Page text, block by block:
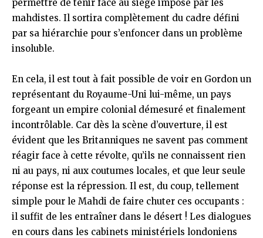
permettre de tenir face au siège imposé par les
mahdistes. Il sortira complètement du cadre défini
par sa hiérarchie pour s’enfoncer dans un problème
insoluble.
En cela, il est tout à fait possible de voir en Gordon un
représentant du Royaume-Uni lui-même, un pays
forgeant un empire colonial démesuré et finalement
incontrôlable. Car dès la scène d’ouverture, il est
évident que les Britanniques ne savent pas comment
réagir face à cette révolte, qu’ils ne connaissent rien
ni au pays, ni aux coutumes locales, et que leur seule
réponse est la répression. Il est, du coup, tellement
simple pour le Mahdi de faire chuter ces occupants :
il suffit de les entraîner dans le désert ! Les dialogues
en cours dans les cabinets ministériels londoniens